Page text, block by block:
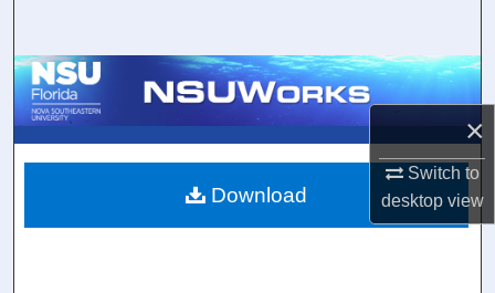
×
Switch to
desktopview
Browse Collections
About
Download